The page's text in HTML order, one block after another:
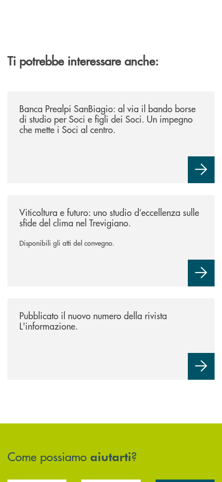
Ti potrebbe interessare anche:
Banca Prealpi SanBiagio: al via il bando borse
di studio per Soci e figli dei Soci. Un impegno
che mette i Soci al centro.
Viticoltura e futuro: uno studio d’eccellenza sulle
sfide del clima nel Trevigiano.
Disponibili gli atti del convegno.
Pubblicato il nuovo numero della rivista
L'informazione.
Come possiamo aiutarti?